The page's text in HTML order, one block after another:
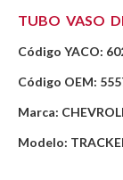
TUBO VASO
Código YACO:
Código OEM:
Marca:
Modelo: